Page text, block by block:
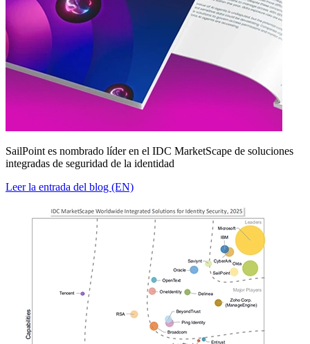
SailPoint es nombrado líder en el IDC MarketScape de soluciones
integradas de seguridad de la identidad
Leer la entrada del blog (EN)